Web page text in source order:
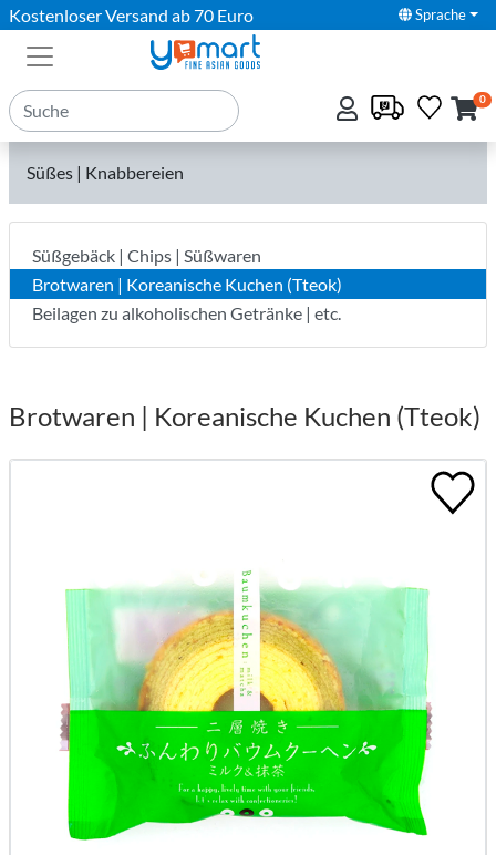
Kostenloser Versand ab 70 Euro Sprache
0
Süßes | Knabbereien
Süßgebäck | Chips | Süßwaren
Brotwaren | Koreanische Kuchen (Tteok)
Beilagen zu alkoholischen Getränke | etc.
Brotwaren | Koreanische Kuchen (Tteok)